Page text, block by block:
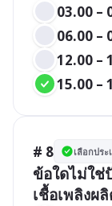
03.00 –
06.00 –
12.00 –
15.00 –
# 8 เลือกประ
ข้อใดไม่ใช่
เชื้อเพลิงผ